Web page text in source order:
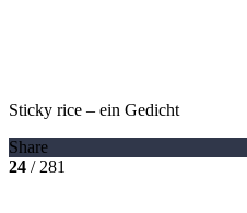
Sticky rice – ein Gedicht
Share
24 / 281